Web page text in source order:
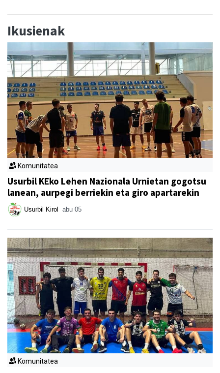
Ikusienak
Komunitatea
Usurbil KEko Lehen Nazionala Urnietan gogotsu
lanean, aurpegi berriekin eta giro apartarekin
Usurbil Kirol abu 05
Komunitatea